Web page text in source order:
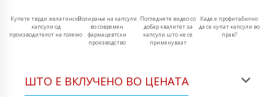
Купете тврди желатински
капсули од
производителот на големо
Полирање на капсули
во современ
фармацевтски
производство
Погледнете видео со
добар квалитет за
капсули што не се
применуваат
Каде е профитабилно
да се купат капсули во
прав?
ШТО Е ВКЛУЧЕНО ВО ЦЕНАТА